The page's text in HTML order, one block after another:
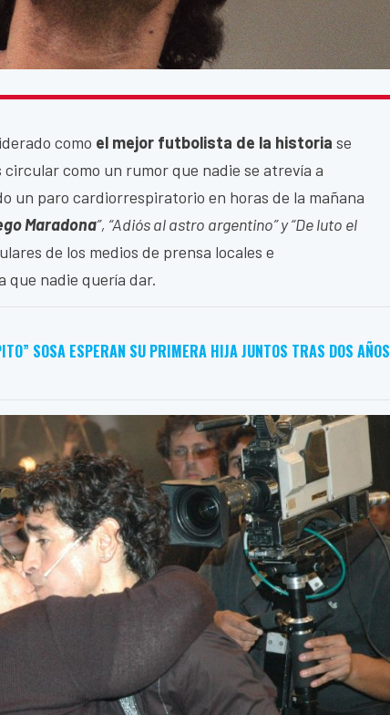
como el mejor futbolista de la historia se
como un rumor que nadie se atrevía a
un paro cardiorrespiratorio en horas de la mañana
Maradona”, “Adiós al astro argentino” y “De luto el
de los medios de prensa locales e
que nadie quería dar.
SOSA ESPERAN SU PRIMERA HIJA JUNTOS TRAS DOS AÑOS